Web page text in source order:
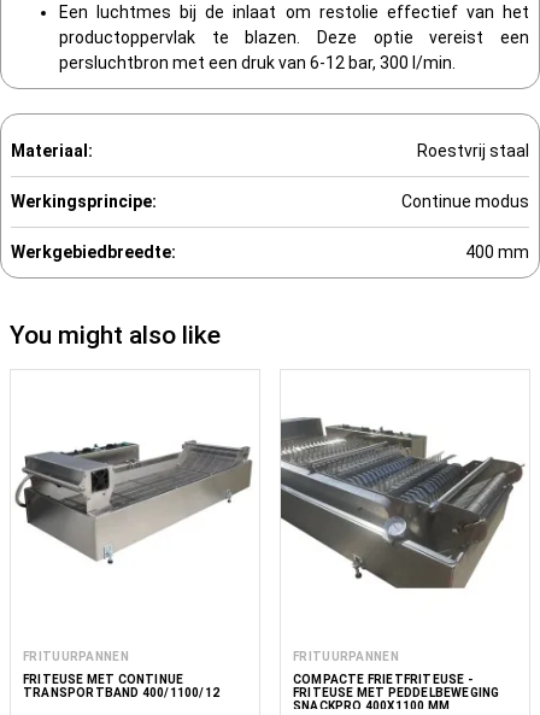
Een luchtmes bij de inlaat om restolie effectief van het
productoppervlak te blazen. Deze optie vereist een
persluchtbron met een druk van 6-12 bar, 300 l/min.
Materiaal: Roestvrij staal
Werkingsprincipe: Continue modus
Werkgebiedbreedte: 400 mm
You might also like
FRITUURPANNEN
FRITEUSE MET CONTINUE
TRANSPORTBAND 400/1100/12
FRITUURPANNEN
COMPACTE FRIETFRITEUSE -
FRITEUSE MET PEDDELBEWEGING
SNACKPRO 400X1100 MM